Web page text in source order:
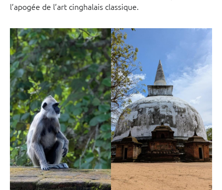
l’apogée de l’art cinghalais classique.